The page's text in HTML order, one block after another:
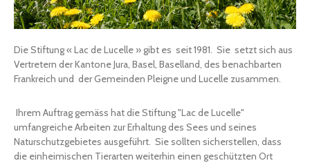
Die Stiftung « Lac de Lucelle » gibt es seit 1981. Sie setzt sich aus
Vertretern der Kantone Jura, Basel, Baselland, des benachbarten
Frankreich und der Gemeinden Pleigne und Lucelle zusammen.
Ihrem Auftrag gemäss hat die Stiftung "Lac de Lucelle"
umfangreiche Arbeiten zur Erhaltung des Sees und seines
Naturschutzgebietes ausgeführt. Sie sollten sicherstellen, dass
die einheimischen Tierarten weiterhin einen geschützten Ort